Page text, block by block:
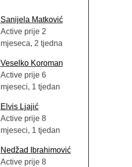
Sanijela Matković
Active prije 2
mjeseca, 2 tjedna
Veselko Koroman
Active prije 6
mjeseci, 1 tjedan
Elvis Ljajić
Active prije 8
mjeseci, 1 tjedan
Nedžad Ibrahimović
Active prije 8